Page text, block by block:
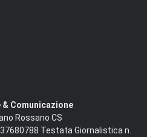
Comunicazione
Rossano CS
Testata Giornalistica n.